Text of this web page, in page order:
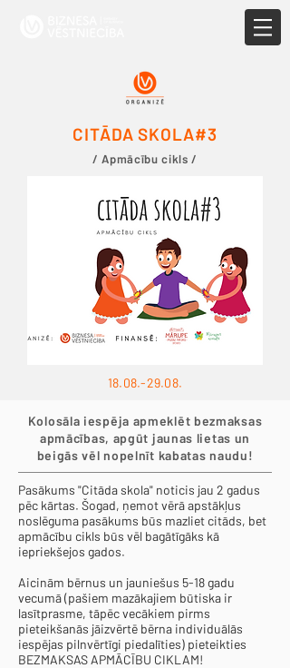
/ Apmācību cikls /
CITĀDA SKOLA#3
Pasākums "Citāda skola" noticis jau 2 gadus
pēc kārtas. Šogad, ņemot vērā apstākļus
noslēguma pasākums būs mazliet citāds, bet
apmācību cikls būs vēl bagātīgāks kā
iepriekšejos gados.
Aicinām bērnus un jauniešus 5-18 gadu
vecumā (pašiem mazākajiem būtiska ir
lasītprasme, tāpēc vecākiem pirms
pieteikšanās jāizvērtē bērna individuālās
iespējas pilnvērtīgi piedalīties) pieteikties
BEZMAKSAS APMĀCĪBU CIKLAM!
Kolosāla iespēja apmeklēt bezmaksas
apmācības, apgūt jaunas lietas un
beigās vēl nopelnīt kabatas naudu!
18.08.-29.08.